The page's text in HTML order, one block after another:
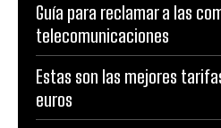
Guía para reclamar a las
telecomunicaciones
Estas son las mejores
euros